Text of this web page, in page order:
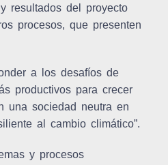
resultados del proyecto
procesos, que presenten
a los desafíos de
productivos para crecer
una sociedad neutra en
al cambio climático”.
y procesos